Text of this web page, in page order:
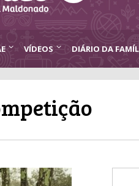
VÍDEOS DIÁRIO DA